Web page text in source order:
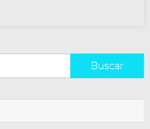
Buscar: